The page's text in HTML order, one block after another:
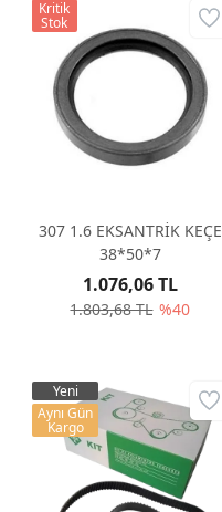
307 1.6 EKSANTRİK KEÇE
38*50*7
1.803,68 TL %40
1.076,06 TL
Kritik
Stok
Yeni
Aynı Gün
Kargo